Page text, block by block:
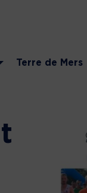
Terre de Mers